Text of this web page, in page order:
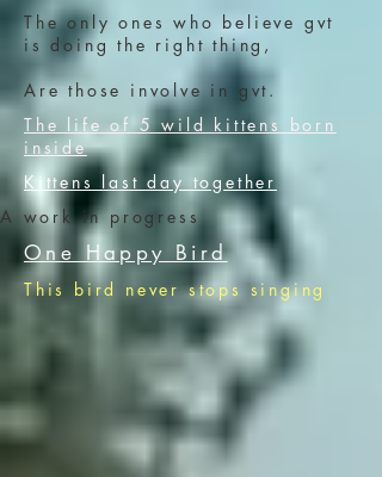
The only ones who believe gvt
is doing the right thing,
Are those involve in gvt.
The life of 5 wild kittens born
inside
Kittens last day together
A work in progress
One Happy Bird
This bird never stops singing